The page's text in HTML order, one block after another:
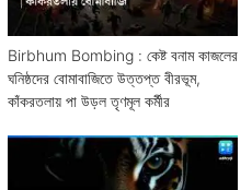
Birbhum Bombing : কেষ্ট বনাম কাজলের
ঘনিষ্ঠদের বোমাবাজিতে উত্তপ্ত বীরভূম,
কাঁকরতলায় পা উড়ল তৃণমূল কর্মীর